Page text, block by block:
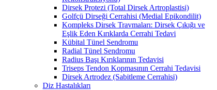
Dirsek Protezi (Total Dirsek Artroplastisi)
Golfçü Dirseği Cerrahisi (Medial Epikondilit)
Kompleks Dirsek Travmaları: Dirsek Çıkığı ve
Eşlik Eden Kırıklarda Cerrahi Tedavi
Kübital Tünel Sendromu
Radial Tünel Sendromu
Radius Başı Kırıklarının Tedavisi
Triseps Tendon Kopmasının Cerrahi Tedavisi
Dirsek Artrodez (Sabitleme Cerrahisi)
Diz Hastalıkları